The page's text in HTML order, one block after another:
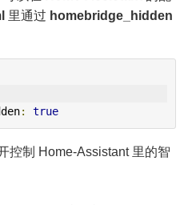
里通过 homebridge_hidden
: true
控制 Home-Assistant 里的智